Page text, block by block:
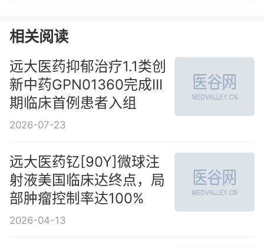
相关阅读
远大医药抑郁治疗1.1类创
新中药GPN01360完成III
期临床首例患者入组
2026-07-23
远大医药钇[90Y]微球注
射液美国临床达终点，局
部肿瘤控制率达100%
2026-04-13